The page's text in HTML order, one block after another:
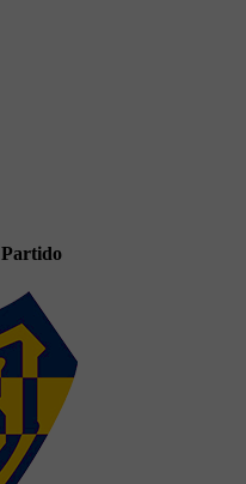
Partido